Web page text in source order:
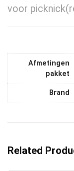
voor
Afmetingen
pakket
Brand
Related